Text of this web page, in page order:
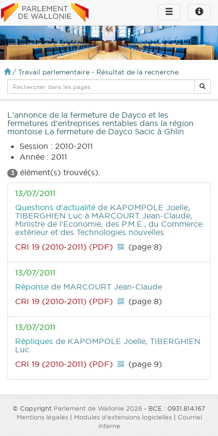
Toggle
infos
Toggle
navigation
/ Travail parlementaire - Résultat de la recherche
L'annonce de la fermeture de Dayco et les
fermetures d'entreprises rentables dans la région
montoise La fermeture de Dayco Sacic à Ghlin
Session : 2010-2011
Année : 2011
3 élément(s) trouvé(s).
13/07/2011
Questions d'actualité de KAPOMPOLE Joelle,
TIBERGHIEN Luc à MARCOURT Jean-Claude,
Ministre de l'Economie, des P.M.E., du Commerce
extérieur et des Technologies nouvelles
CRI 19 (2010-2011) (PDF)
(page 8)
13/07/2011
Réponse de MARCOURT Jean-Claude
CRI 19 (2010-2011) (PDF)
(page 8)
13/07/2011
Répliques de KAPOMPOLE Joelle, TIBERGHIEN
Luc
CRI 19 (2010-2011) (PDF)
(page 9)
© Copyright Parlement de Wallonie 2026 - BCE : 0931.814.167
Mentions légales| Modules d'extensions logicielles| Courriel
interne